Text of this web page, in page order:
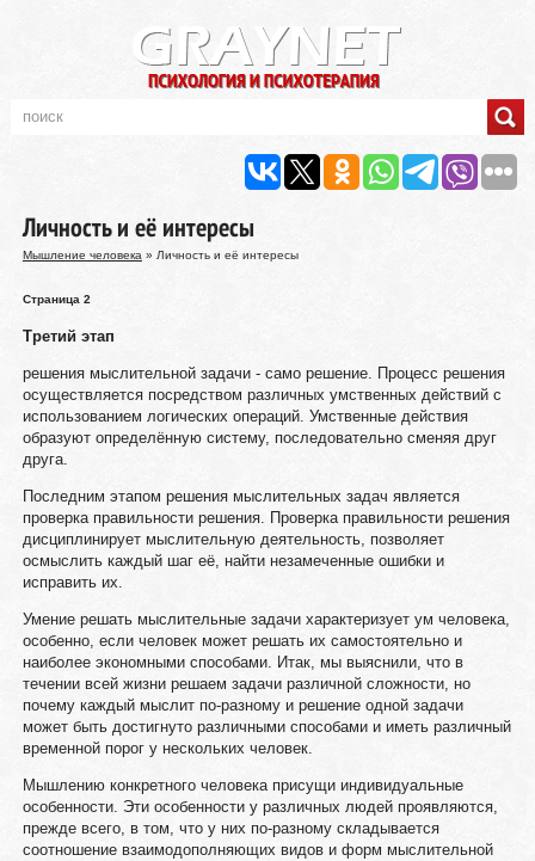
Личность и её интересы
Мышление человека » Личность и её интересы
Страница 2
Третий этап
решения мыслительной задачи - само решение. Процесс решения
осуществляется посредством различных умственных действий с
использованием логических операций. Умственные действия
образуют определённую систему, последовательно сменяя друг
друга.
Последним этапом решения мыслительных задач является
проверка правильности решения. Проверка правильности решения
дисциплинирует мыслительную деятельность, позволяет
осмыслить каждый шаг её, найти незамеченные ошибки и
исправить их.
Умение решать мыслительные задачи характеризует ум человека,
особенно, если человек может решать их самостоятельно и
наиболее экономными способами. Итак, мы выяснили, что в
течении всей жизни решаем задачи различной сложности, но
почему каждый мыслит по-разному и решение одной задачи
может быть достигнуто различными способами и иметь различный
временной порог у нескольких человек.
Мышлению конкретного человека присущи индивидуальные
особенности. Эти особенности у различных людей проявляются,
прежде всего, в том, что у них по-разному складывается
соотношение взаимодополняющих видов и форм мыслительной